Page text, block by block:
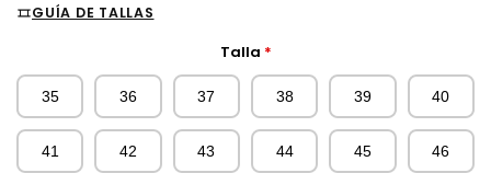
GUÍA DE TALLAS
Talla *
35 36 37 38 39 40
41 42 43 44 45 46